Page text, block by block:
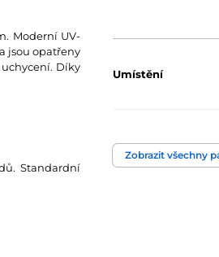
Moderní UV-
jsou opatřeny
Díky
Standardní
Umístění
Technologie tapet
Zobrazit všechny